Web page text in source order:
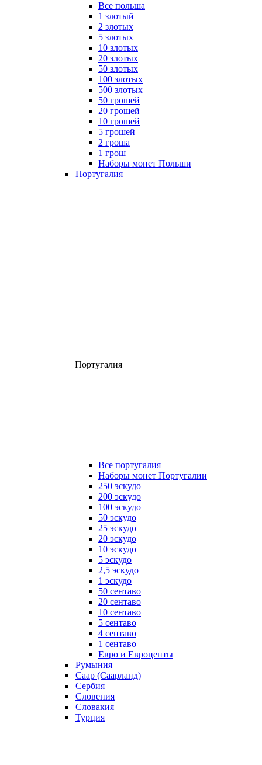
Все польша
1 злотый
2 злотых
5 злотых
10 злотых
20 злотых
50 злотых
100 злотых
500 злотых
50 грошей
20 грошей
10 грошей
5 грошей
2 гроша
1 грош
Наборы монет Польши
Португалия
Португалия
Все португалия
Наборы монет Португалии
250 эскудо
200 эскудо
100 эскудо
50 эскудо
25 эскудо
20 эскудо
10 эскудо
5 эскудо
2,5 эскудо
1 эскудо
50 сентаво
20 сентаво
10 сентаво
5 сентаво
4 сентаво
1 сентаво
Евро и Евроценты
Румыния
Саар (Саарланд)
Сербия
Словения
Словакия
Турция